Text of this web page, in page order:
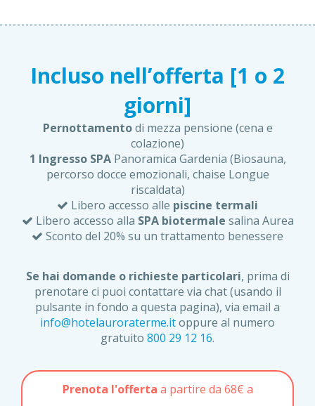
Incluso nell’offerta [1 o 2
giorni]
Pernottamentodi mezza pensione (cena e
colazione)
1 Ingresso SPAPanoramica Gardenia (Biosauna,
percorso docce emozionali, chaise Longue
riscaldata)
Libero accesso alle piscine termali
Libero accesso alla SPA biotermale salina Aurea
Sconto del 20% su un trattamento benessere
Se hai domande o richieste particolari, prima di
prenotare ci puoi contattare via chat (usando il
pulsante in fondo a questa pagina), via email a
info@hotelauroraterme.itoppure al numero
gratuito 800 29 12 16.
Prenota l'offerta a partire da 68€ a